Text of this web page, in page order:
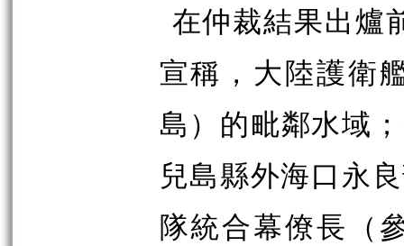
在仲裁結果出爐
宣稱，大陸護衛
島）的毗鄰水域
兒島縣外海口永
隊統合幕僚長（